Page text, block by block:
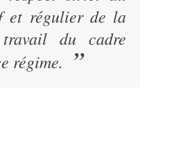
et régulier de la
du cadre
régime. ”